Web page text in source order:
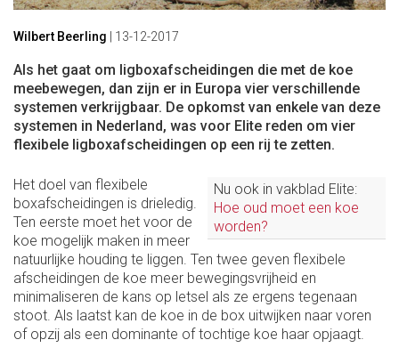
Wilbert Beerling 13-12-2017
Als het gaat om ligboxafscheidingen die met de koe
meebewegen, dan zijn er in Europa vier verschillende
systemen verkrijgbaar. De opkomst van enkele van deze
systemen in Nederland, was voor Elite reden om vier
flexibele ligboxafscheidingen op een rij te zetten.
Nu ook in vakblad Elite:
Hoe oud moet een koe
worden?
Het doel van flexibele
boxafscheidingen is drieledig.
Ten eerste moet het voor de
koe mogelijk maken in meer
natuurlijke houding te liggen. Ten twee geven flexibele
afscheidingen de koe meer bewegingsvrijheid en
minimaliseren de kans op letsel als ze ergens tegenaan
stoot. Als laatst kan de koe in de box uitwijken naar voren
of opzij als een dominante of tochtige koe haar opjaagt.